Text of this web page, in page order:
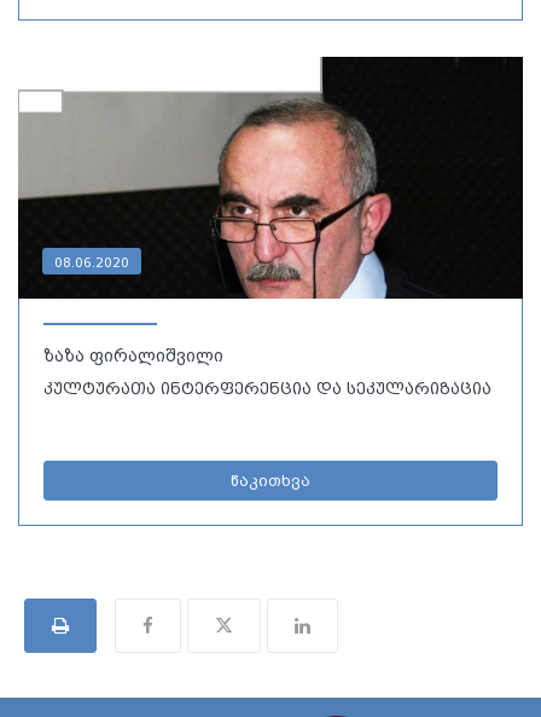
08.06.2020
ზაზა ფირალიშვილი
კულტურათა ინტერფერენცია და სეკულარიზაცია
წაკითხვა